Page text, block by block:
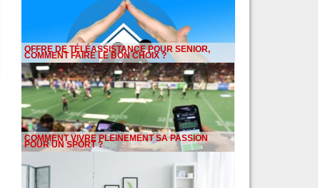
OFFRE DE TÉLÉASSISTANCE POUR SENIOR,
COMMENT FAIRE LE BON CHOIX ?
COMMENT VIVRE PLEINEMENT SA PASSION
POUR UN SPORT ?